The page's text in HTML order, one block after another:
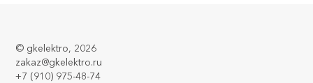
© gkelektro, 2026
zakaz@gkelektro.ru
+7 (910) 975-48-74